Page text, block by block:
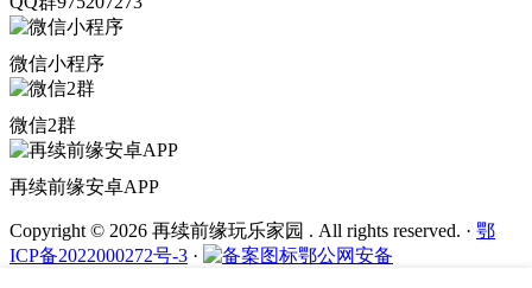
微信小程序
微信2群
再续前缘安卓APP
Copyright © 2026 再续前缘玩乐家园 . All rights reserved. · 鄂
ICP备2022000272号-3 ·
鄂公网安备